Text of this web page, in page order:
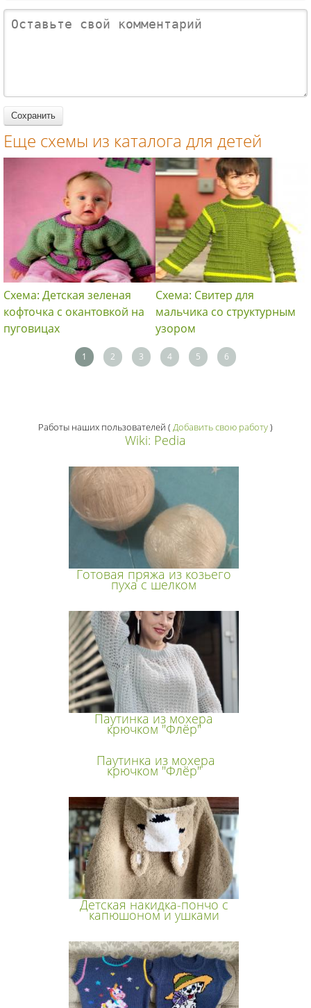
помпоном и
девочки для
планками
Еще схемы из каталога для детей
Схема: Детская зеленая
кофточка с окантовкой на
пуговицах
Схема: Свитер для
мальчика со структурным
узором
1 2 3 4 5 6
Работы наших пользователей ( Добавить свою работу)
Wiki: Pedia
Готовая пряжа из козьего
пуха с шелком
Паутинка из мохера
крючком "Флёр"
Паутинка из мохера
крючком "Флёр"
Детская накидка-пончо с
капюшоном и ушками